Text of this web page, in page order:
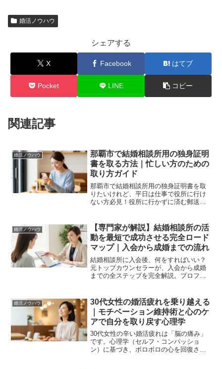
婚活ノウハウ
シェアする
X Facebook はてブ
Pocket LINE コピー
関連記事
婚活ノウハウ
那覇市で結婚相談所用の独身証明
書を取る方法｜忙しい方のための
取り方ガイド
那覇市で結婚相談所用の独身証明書を取
りたいけれど、平日は仕事で役所に行け
ない方必見！役所に行かずに済む郵送請
応。
婚活ノウハウ
【専門家が解説】結婚相談所の活
動を最短で成功させる完全ロード
マップ｜入会から成婚までの流れ
結婚相談所に入会後、何をすればいい？
元トップカウンセラーが、入会から成婚
までの全ステップを完全解説。プロフィ
ツと、つまずきやすい壁の乗り越え方を
紹介します。
婚活ノウハウ
30代女性の婚活疲れを乗り越える
｜モチベーション維持術と心のケ
アで自分を取り戻す心理学
30代女性の辛い婚活疲れは「脳の痛み」
です。心理学（セルフ・コンパッショ
ン）に基づき、ボロボロの心を回復させ